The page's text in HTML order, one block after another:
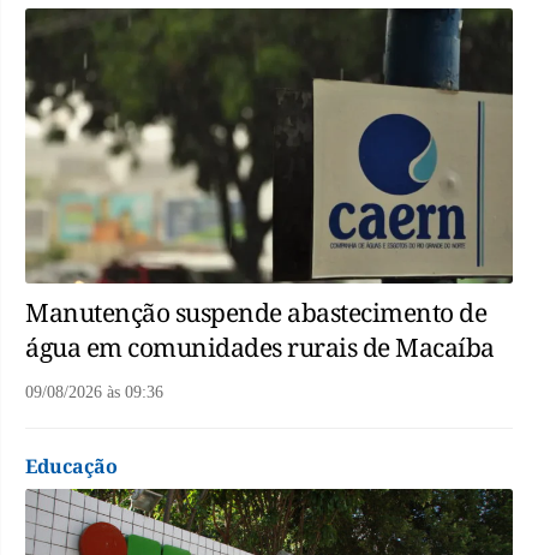
Manutenção suspende abastecimento de
água em comunidades rurais de Macaíba
09/08/2026 às 09:36
Educação